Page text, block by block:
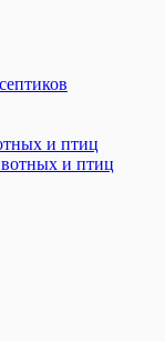
и птиц
и птиц